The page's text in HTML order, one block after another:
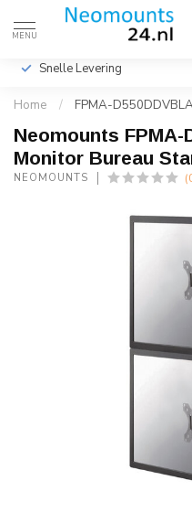
MENU
Snelle Levering
Home / FPMA-
Neomounts FPMA-
Monitor Bureau
NEOMOUNTS